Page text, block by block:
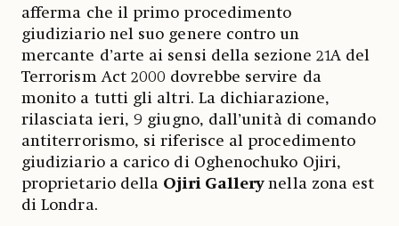
afferma che il primo procedimento
giudiziario nel suo genere contro un
mercante d’arte ai sensi della sezione 21A del
Terrorism Act 2000 dovrebbe servire da
monito a tutti gli altri. La dichiarazione,
rilasciata ieri, 9 giugno, dall’unità di comando
antiterrorismo, si riferisce al procedimento
giudiziario a carico di Oghenochuko Ojiri,
proprietario della Ojiri Gallerynella zona est
di Londra.